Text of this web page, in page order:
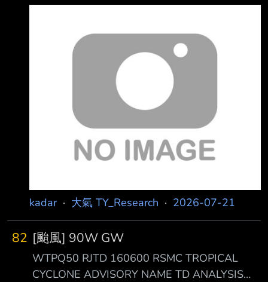
OUTSIDE the Philippine Area of Responsibility
a Tropical Depression within the next 24 hours.
All are advised to monitor up
kadar· 大氣 TY_Research · 2026-07-21
82 [颱風] 90W GW
WTPQ50 RJTD 160600 RSMC TROPICAL
CYCLONE ADVISORY NAME TD ANALYSIS